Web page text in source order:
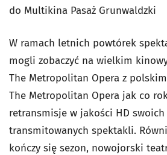
do Multikina Pasaż Grunwaldzki
W ramach letnich powtórek
mogli zobaczyć na wielkim
The Metropolitan Opera z
The Metropolitan Opera jak co
retransmisje w jakości HD swoich
transmitowanych spektakli.
kończy się sezon, nowojorski